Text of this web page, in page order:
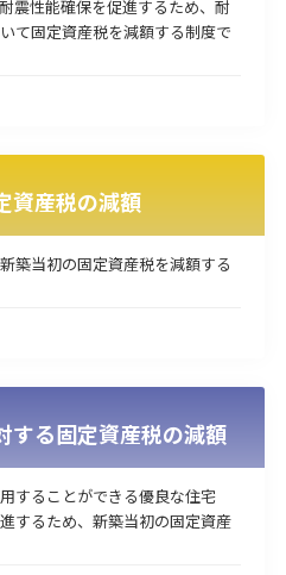
震性能確保を促進するため、耐
て固定資産税を減額する制度で
資産税の減額
築当初の固定資産税を減額する
する固定資産税の減額
することができる優良な住宅
するため、新築当初の固定資産